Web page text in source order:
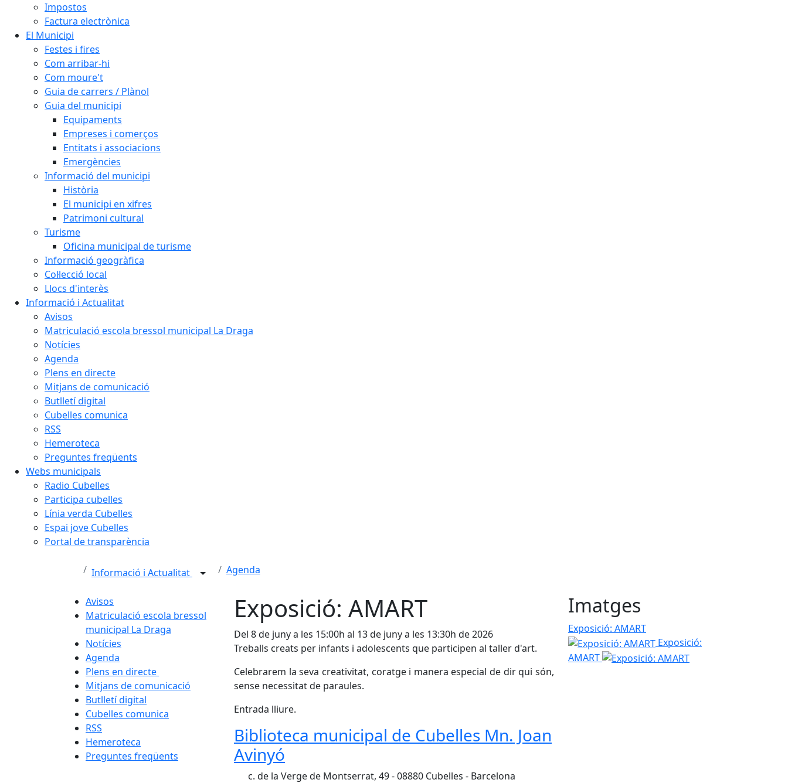
Impostos
Factura electrònica
El Municipi
Festes i fires
Com arribar-hi
Com moure't
Guia de carrers / Plànol
Guia del municipi
Equipaments
Empreses i comerços
Entitats i associacions
Emergències
Informació del municipi
Història
El municipi en xifres
Patrimoni cultural
Turisme
Oficina municipal de turisme
Informació geogràfica
Col·lecció local
Llocs d'interès
Informació i Actualitat
Avisos
Matriculació escola bressol municipal La Draga
Notícies
Agenda
Plens en directe
Mitjans de comunicació
Butlletí digital
Cubelles comunica
RSS
Hemeroteca
Preguntes freqüents
Webs municipals
Radio Cubelles
Participa cubelles
Línia verda Cubelles
Espai jove Cubelles
Portal de transparència
Informació i Actualitat Agenda
Avisos
Matriculació escola bressol
municipal La Draga
Notícies
Agenda
Plens en directe
Mitjans de comunicació
Butlletí digital
Cubelles comunica
RSS
Hemeroteca
Preguntes freqüents
Exposició: AMART
Del 8 de juny a les 15:00h al 13 de juny a les 13:30h de 2026
Treballs creats per infants i adolescents que participen al taller d'art.
Celebrarem la seva creativitat, coratge i manera especial de dir qui són,
sense necessitat de paraules.
Entrada lliure.
Biblioteca municipal de Cubelles Mn. Joan
Avinyó
c. de la Verge de Montserrat, 49 - 08880 Cubelles - Barcelona
Imatges
Exposició: AMART
Exposició:
AMART